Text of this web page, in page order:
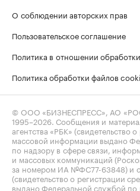
О соблюдении авторских прав
Пользовательское соглашение
Политика в отношении
Политика обработки файлов
© ООО «БИЗНЕСПРЕСС», АО
1995–2026 . Сообщения и
агентства «РБК» (свидетельство
массовой информации выдано
по надзору в сфере связи,
и массовых коммуникаций
за номером ИА №ФС77-63848) и
(свидетельство о регистрации
выдано Федеральной службой по